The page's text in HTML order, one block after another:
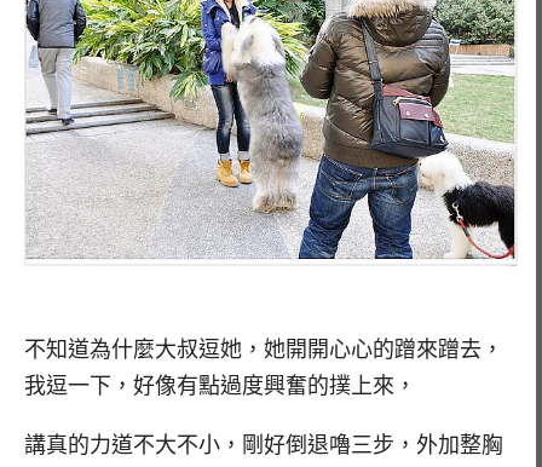
不知道為什麼大叔逗她，她開開心心的蹭來蹭去，
我逗一下，好像有點過度興奮的撲上來，
講真的力道不大不小，剛好倒退嚕三步，外加整胸